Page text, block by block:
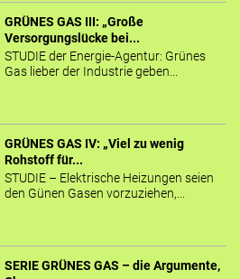
GRÜNES GAS III: „Große
Versorgungslücke bei...
STUDIE der Energie-Agentur: Grünes
Gas lieber der Industrie geben...
GRÜNES GAS IV: „Viel zu wenig
Rohstoff für...
STUDIE – Elektrische Heizungen seien
den Günen Gasen vorzuziehen,...
SERIE GRÜNES GAS – die Argumente,